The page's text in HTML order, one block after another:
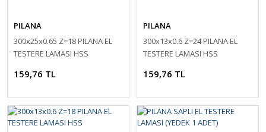
PILANA
300x25x0.65 Z=18 PILANA EL
TESTERE LAMASI HSS
159,76 TL
PILANA
300x13x0.6 Z=24 PILANA EL
TESTERE LAMASI HSS
159,76 TL